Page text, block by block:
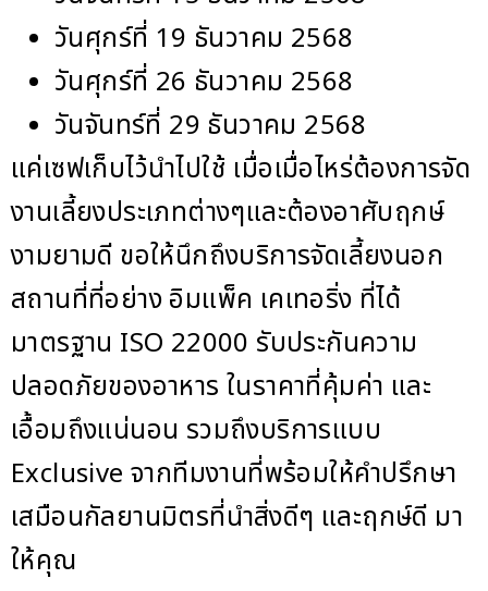
วันศุกร์ที่ 19 ธันวาคม 2568
วันศุกร์ที่ 26 ธันวาคม 2568
วันจันทร์ที่ 29 ธันวาคม 2568
แค่เซฟเก็บไว้นำไปใช้ เมื่อเมื่อไหร่ต้องการจัด
งานเลี้ยงประเภทต่างๆและต้องอาศับฤกษ์
งามยามดี ขอให้นึกถึงบริการจัดเลี้ยงนอก
สถานที่ที่อย่าง อิมแพ็ค เคเทอริ่ง ที่ได้
มาตรฐาน ISO 22000 รับประกันความ
ปลอดภัยของอาหาร ในราคาที่คุ้มค่า และ
เอื้อมถึงแน่นอน รวมถึงบริการแบบ
Exclusive จากทีมงานที่พร้อมให้คำปรึกษา
เสมือนกัลยานมิตรที่นำสิ่งดีๆ และฤกษ์ดี มา
ให้คุณ